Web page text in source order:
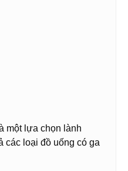
một lựa chọn lành
các loại đồ uống có ga